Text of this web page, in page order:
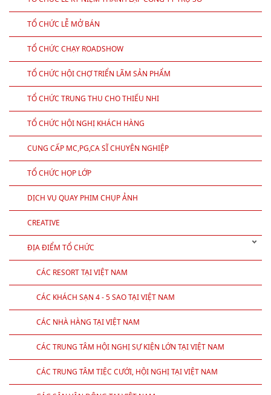
TỔ CHỨC LỄ MỞ BÁN
TỔ CHỨC CHẠY ROADSHOW
TỔ CHỨC HỘI CHỢ TRIỂN LÃM SẢN PHẨM
TỔ CHỨC TRUNG THU CHO THIẾU NHI
TỔ CHỨC HỘI NGHỊ KHÁCH HÀNG
CUNG CẤP MC,PG,CA SĨ CHUYÊN NGHIỆP
TỔ CHỨC HỌP LỚP
DỊCH VỤ QUAY PHIM CHỤP ẢNH
CREATIVE
ĐỊA ĐIỂM TỔ CHỨC
CÁC RESORT TẠI VIỆT NAM
CÁC KHÁCH SẠN 4 - 5 SAO TẠI VIỆT NAM
CÁC NHÀ HÀNG TẠI VIỆT NAM
CÁC TRUNG TÂM HỘI NGHỊ SỰ KIỆN LỚN TẠI VIỆT NAM
CÁC TRUNG TÂM TIỆC CƯỚI, HỘI NGHỊ TẠI VIỆT NAM